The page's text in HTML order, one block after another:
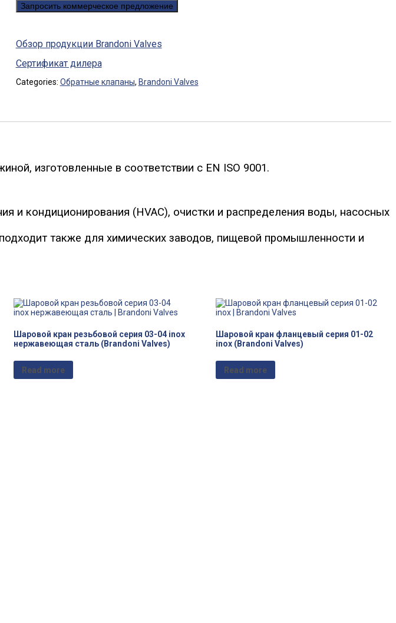
Запросить коммерческое предложение
Обзор продукции Brandoni Valves
Сертификат дилера
Categories: Обратные клапаны, Brandoni Valves
изготовленные в соответствии с EN ISO 9001.
и кондиционирования (HVAC), очистки и распределения воды, насосных
также для химических заводов, пищевой промышленности и
Шаровой кран резьбовой серия 03-04 inox
нержавеющая сталь (Brandoni Valves)
Read more
Шаровой кран фланцевый серия 01-02
inox (Brandoni Valves)
Read more